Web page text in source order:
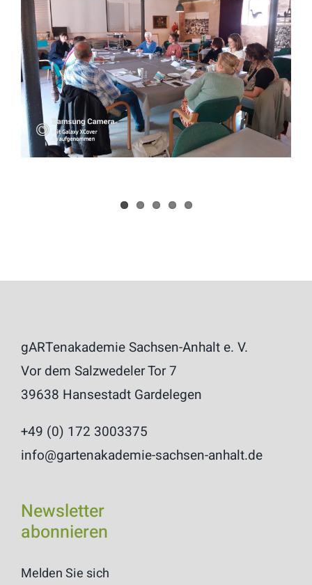
gARTenakademie Sachsen-Anhalt e. V.
Vor dem Salzwedeler Tor 7
39638 Hansestadt Gardelegen
+49 (0) 172 3003375
info@gartenakademie-sachsen-anhalt.de
Newsletter
abonnieren
Melden Sie sich